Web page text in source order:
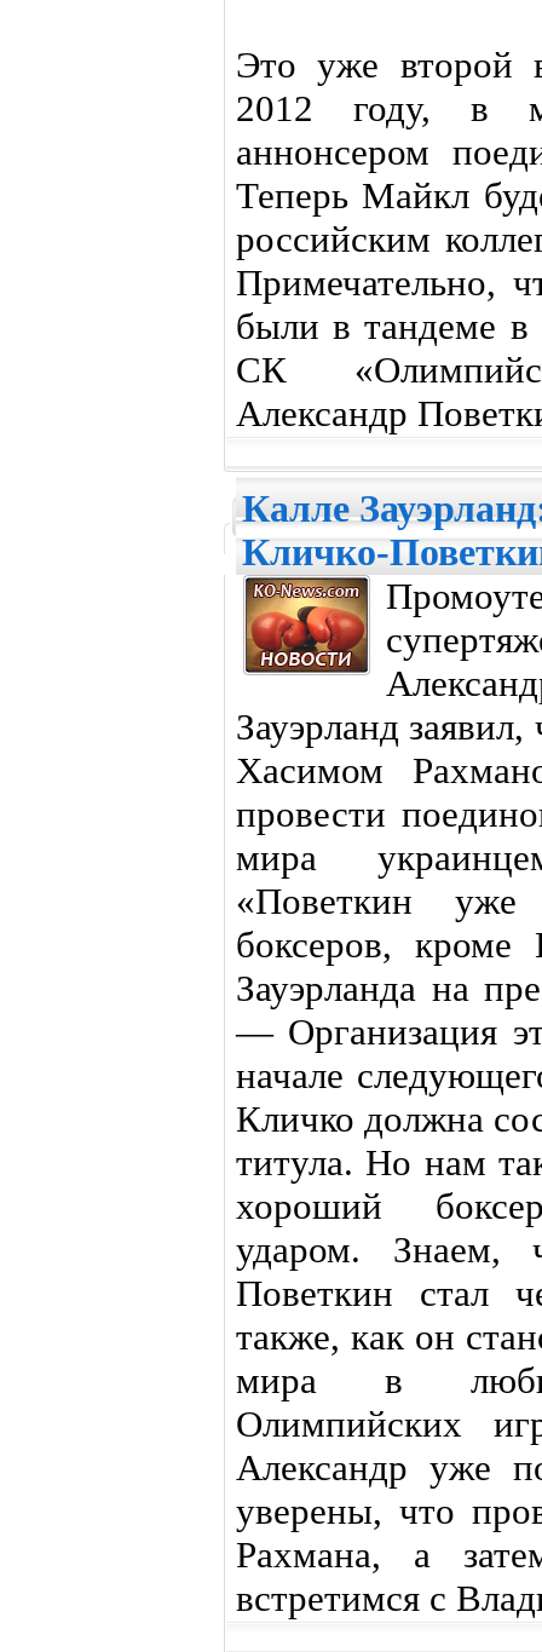
Это уже второй
2012 году, в
аннонсером
Теперь Майкл
российским
Примечательно,
были в тандеме в
СК
Александр
Калле
Кличко-
Зауэрланд
Хасимом
провести
мира
«Поветкин
боксеров,
Зауэрланда на
— Организация
начале
Кличко должна
титула. Но нам
хороший
ударом. Знаем,
Поветкин стал
также, как он
мира в
Олимпийских
Александр уже
уверены, что
Рахмана, а
встретимся с